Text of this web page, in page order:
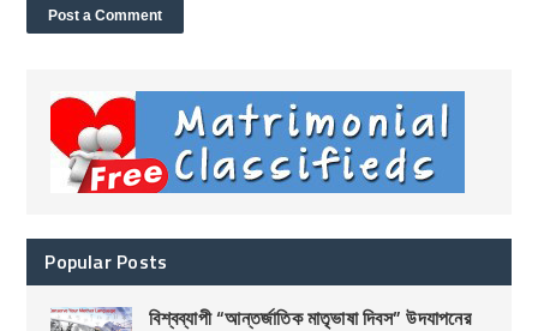
Popular Posts
বিশ্বব্যাপী “আন্তর্জাতিক মাতৃভাষা দিবস” উদযাপনের